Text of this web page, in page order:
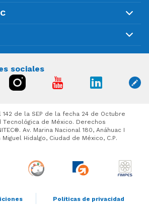
sociales
Políticas de privacidad
de la SEP de la fecha 24 de Octubre
Tecnológica de México. Derechos
Av. Marina Nacional 180, Anáhuac I
Hidalgo, Ciudad de México, C.P.